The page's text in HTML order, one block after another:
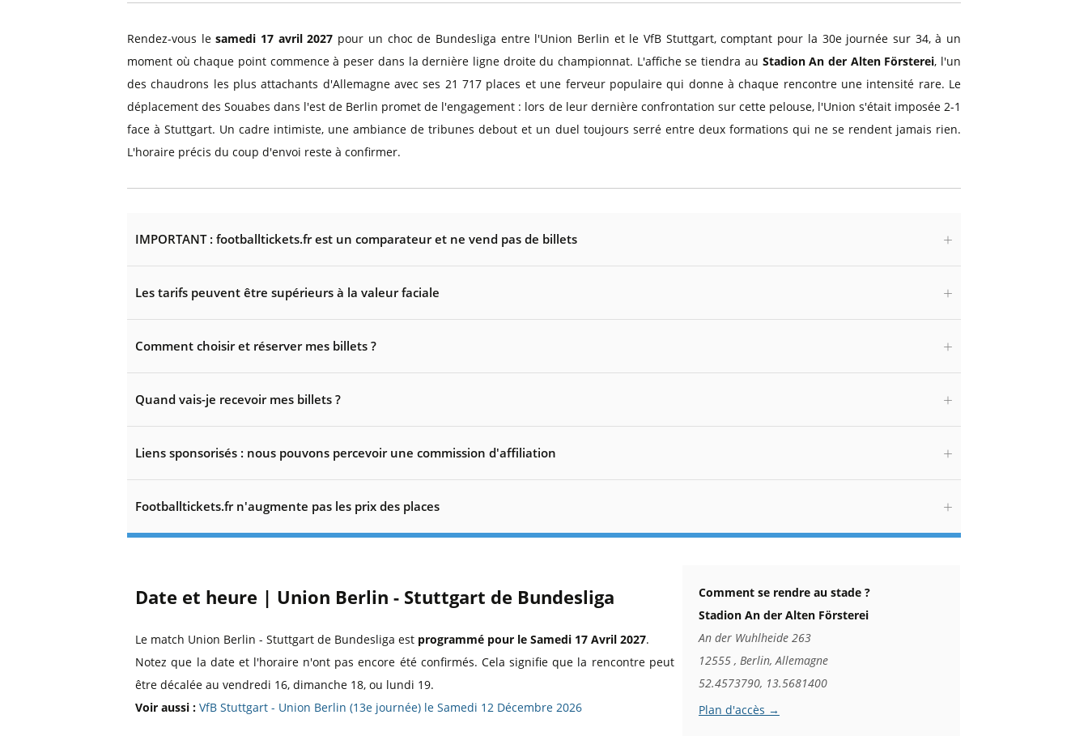
Rendez-vous lesamedi 17 avril 2027 pour un choc de Bundesliga entre l'Union Berlin et le VfB Stuttgart, comptant pour la 30e journée sur 34, à un
moment où chaque point commence à peser dans la dernière ligne droite du championnat. L'affiche se tiendra au Stadion An der Alten Försterei, l'un
des chaudrons les plus attachants d'Allemagne avec ses 21 717 places et une ferveur populaire qui donne à chaque rencontre une intensité rare. Le
déplacement des Souabes dans l'est de Berlin promet de l'engagement : lors de leur dernière confrontation sur cette pelouse, l'Union s'était imposée 2-1
face à Stuttgart. Un cadre intimiste, une ambiance de tribunes debout et un duel toujours serré entre deux formations qui ne se rendent jamais rien.
L'horaire précis du coup d'envoi reste à confirmer.
IMPORTANT : footballtickets.fr est un comparateur et ne vend pas de billets
Les tarifs peuvent être supérieurs à la valeur faciale
Comment choisir et réserver mes billets ?
Quand vais-je recevoir mes billets ?
Liens sponsorisés : nous pouvons percevoir une commission d'affiliation
Footballtickets.fr n'augmente pas les prix des places
Date et heure | Union Berlin - Stuttgart de Bundesliga
Le match Union Berlin - Stuttgart de Bundesliga est programmé pour le Samedi 17 Avril 2027.
Notez que la date et l'horaire n'ont pas encore été confirmés. Cela signifie que la rencontre peut
être décalée au vendredi 16, dimanche 18, ou lundi 19.
Voir aussi : VfB Stuttgart - Union Berlin (13e journée) le Samedi 12 Décembre 2026
Comment se rendre au stade ?
Stadion An der Alten Försterei
An der Wuhlheide 263
12555 , Berlin, Allemagne
52.4573790, 13.5681400
Plan d'accès →